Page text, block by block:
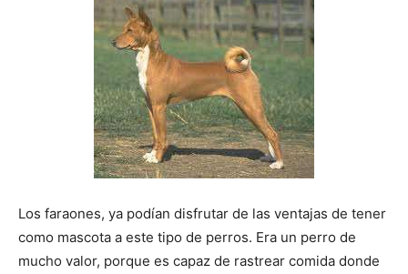
de
Perros
–
Los faraones, ya podían disfrutar de las ventajas de tener
como mascota a este tipo de perros. Era un perro de
mucho valor, porque es capaz de rastrear comida donde